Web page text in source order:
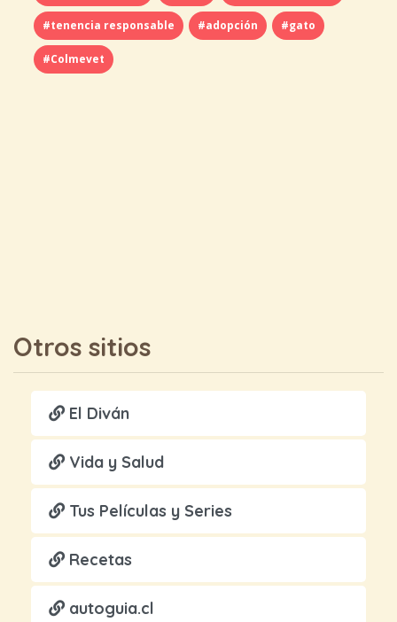
#tenencia responsable #adopción #gato
#Colmevet
Otros sitios
El Diván
Vida y Salud
Tus Películas y Series
Recetas
autoguia.cl